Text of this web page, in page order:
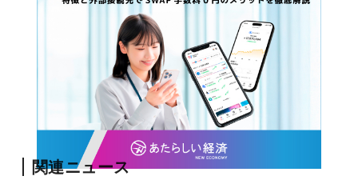
関連ニュース